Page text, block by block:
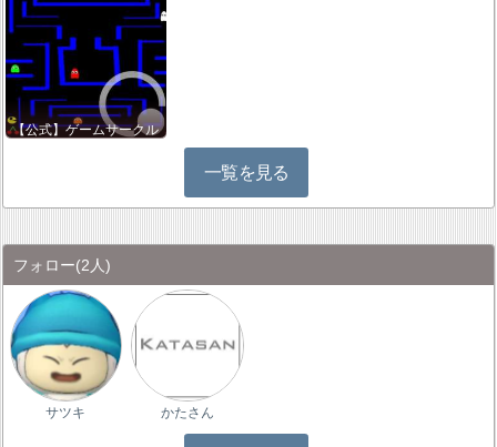
【公式】ゲームサークル
一覧を見る
フォロー(2人)
サツキ かたさん